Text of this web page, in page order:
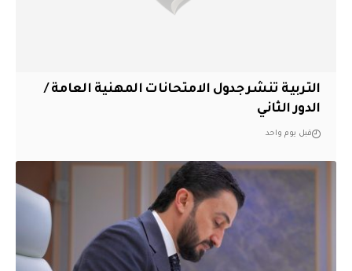
التربية تنشر جدول الامتحانات المهنية العامة /
الدور الثاني
قبل يوم واحد